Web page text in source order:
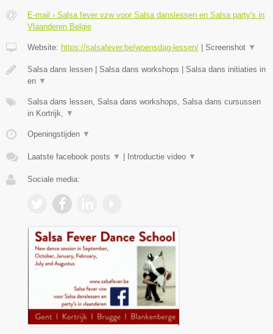
E-mail › Salsa fever vzw voor Salsa danslessen en Salsa party's in
Vlaanderen Belgie
Website: https://salsafever.be/woensdag-lessen/ Screenshot ▼
Salsa dans lessen | Salsa dans workshops | Salsa dans initiaties in
en ▼
Salsa dans lessen, Salsa dans workshops, Salsa dans cursussen
in Kortrijk, ▼
Openingstijden ▼
Laatste facebook posts ▼ Introductie video ▼
Sociale media: